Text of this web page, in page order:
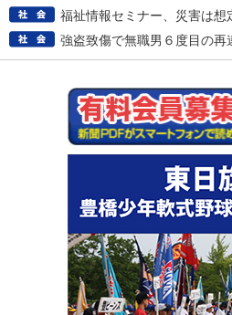
福祉情報セミナー、災害は想
強盗致傷で無職男６度目の再